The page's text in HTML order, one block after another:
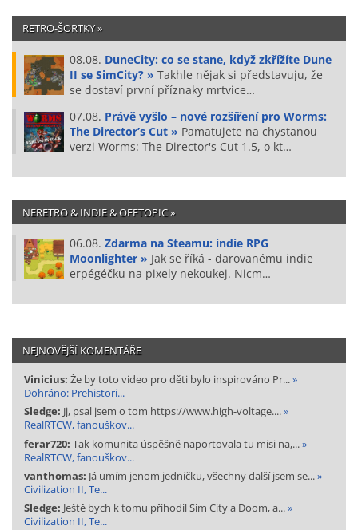
RETRO-ŠORTKY »
08.08. DuneCity: co se stane, když zkřížíte Dune
II se SimCity? » Takhle nějak si představuju, že
se dostaví první příznaky mrtvice…
07.08. Právě vyšlo – nové rozšíření pro Worms:
The Director’s Cut » Pamatujete na chystanou
verzi Worms: The Director's Cut 1.5, o kt…
NERETRO & INDIE & OFFTOPIC »
06.08. Zdarma na Steamu: indie RPG
Moonlighter » Jak se říká - darovanému indie
erpégéčku na pixely nekoukej. Nicm…
NEJNOVĚJŠÍ KOMENTÁŘE
Vinicius: Že by toto video pro děti bylo inspirováno Pr...»
Dohráno: Prehistori...
Sledge: Jj, psal jsem o tom https://www.high-voltage....»
RealRTCW, fanouškov...
ferar720: Tak komunita úspěšně naportovala tu misi na,...»
RealRTCW, fanouškov...
vanthomas: Já umím jenom jedničku, všechny další jsem se...»
Civilization II, Te...
Sledge: Ještě bych k tomu přihodil Sim City a Doom, a...»
Civilization II, Te...